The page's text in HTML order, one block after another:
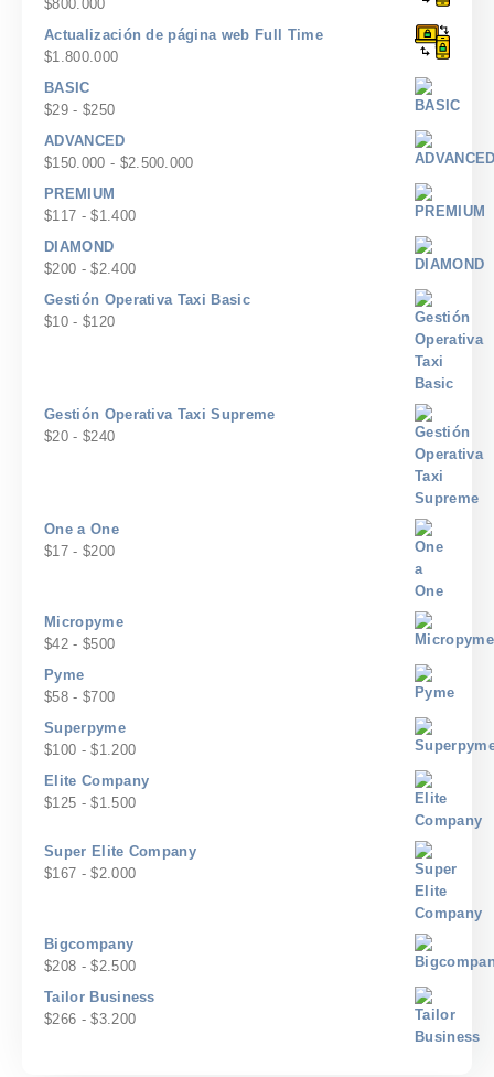
$800.000
Actualización de página web Full Time
$1.800.000
BASIC
$29 - $250Rango
precios:
desde
hasta
ADVANCED
$150.000 - $2.500.000Rango
$2.500.000
PREMIUM
$117 - $1.400Rango
$117
DIAMOND
$200 - $2.400Rango
Gestión Operativa Taxi Basic
$10 - $120Rango
$10
hasta
Gestión Operativa Taxi Supreme
$20 - $240Rango
$20
hasta
One a One
$17 - $200Rango
desde
$17
Micropyme
$42 - $500Rango
$42
hasta
$500
Pyme
$58 - $700Rango
$58
hasta
Superpyme
$100 - $1.200Rango
precios:
hasta
$1.200
Elite Company
$125 - $1.500Rango
precios:
desde
Super Elite Company
$167 - $2.000Rango
$167
$2.000
Bigcompany
$208 - $2.500Rango
Tailor Business
$266 - $3.200Rango